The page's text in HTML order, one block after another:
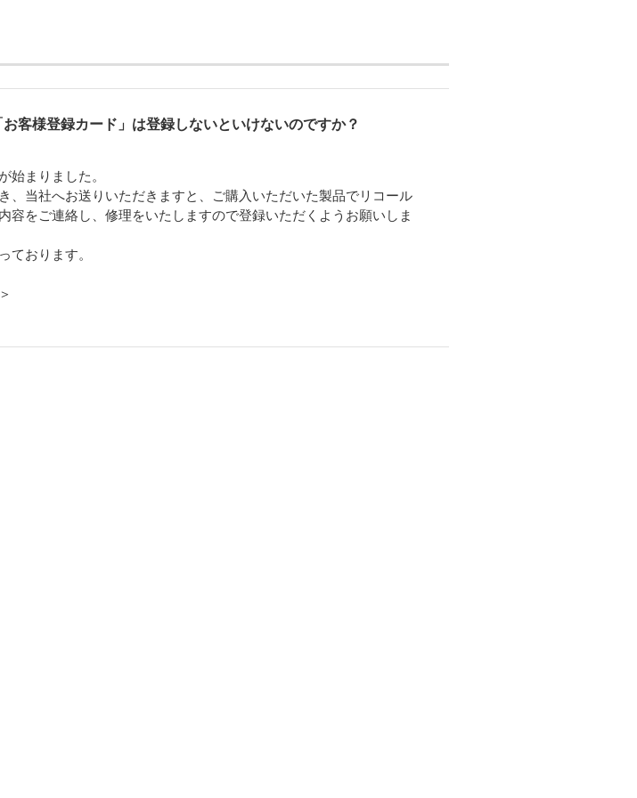
客様登録カード」は登録しないといけないのですか？
始まりました。
、当社へお送りいただきますと、ご購入いただいた製品でリコール
容をご連絡し、修理をいたしますので登録いただくようお願いしま
ております。
＞